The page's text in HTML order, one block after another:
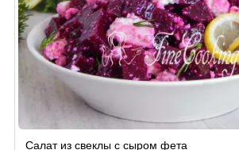
Салат из свеклы с сыром фета